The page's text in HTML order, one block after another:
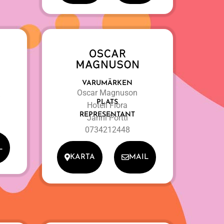
VARUMÄRKEN
Oscar Magnuson
PLATS
Hotell Flora
REPRESENTANT
Janni Portti
0734212448
KARTA MAIL